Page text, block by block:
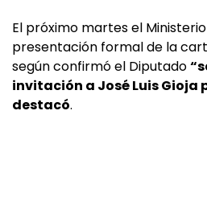
El próximo martes el
presentación formal de la
según confirmó el Diputado
invitación a José Luis Gioja
destacó.